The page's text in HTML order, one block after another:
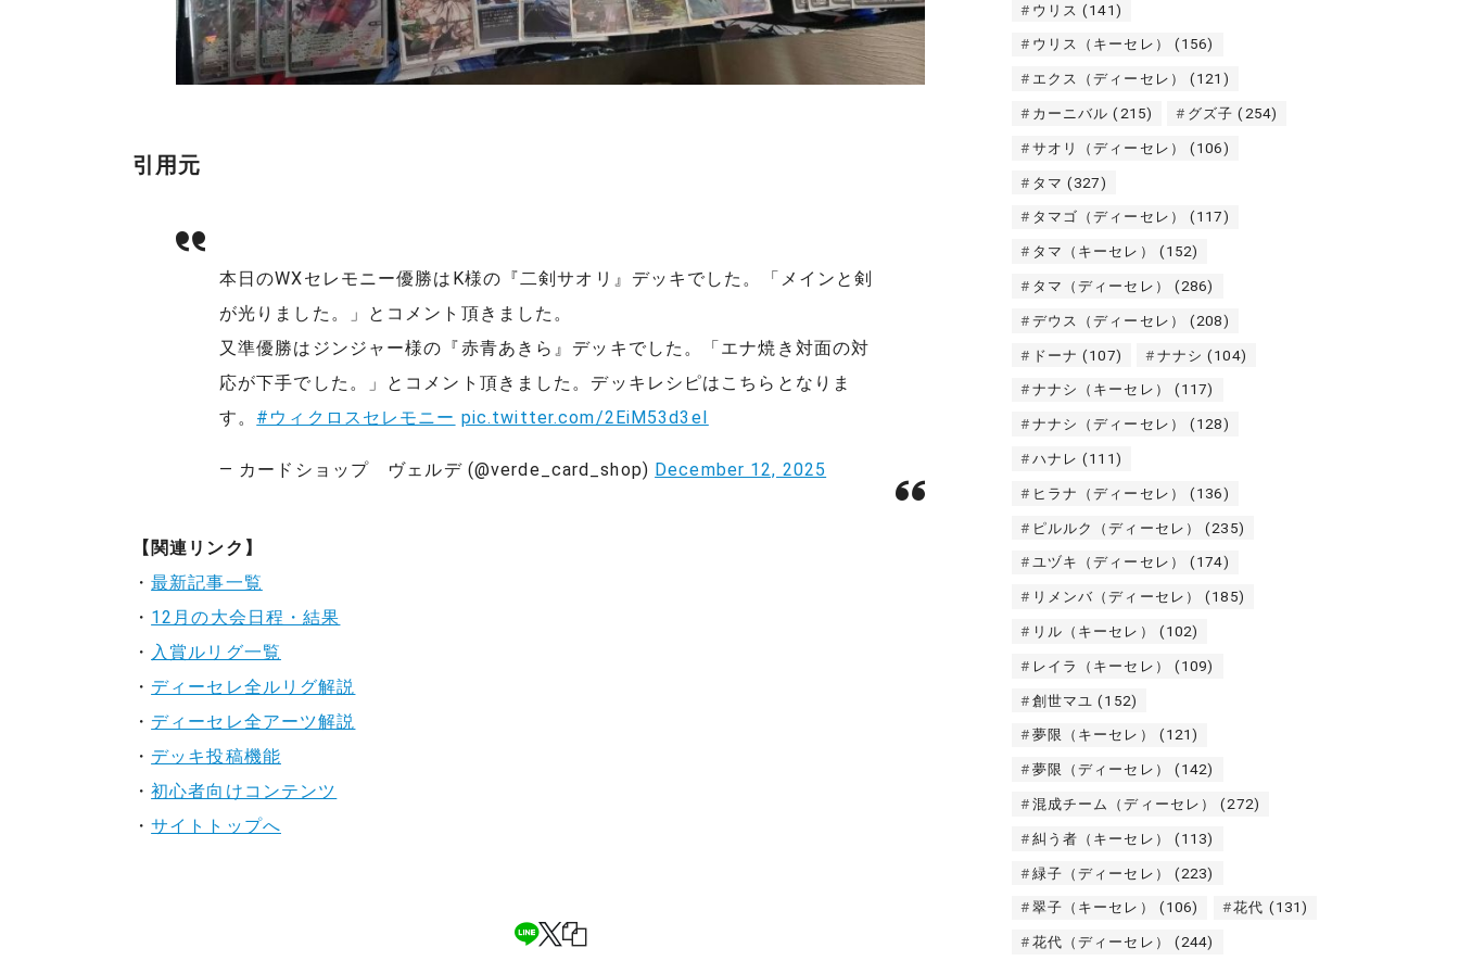
引用元
本日のWXセレモニー優勝はK様の『二剣サオリ』デッキでした。「メインと剣
が光りました。」とコメント頂きました。
又準優勝はジンジャー様の『赤青あきら』デッキでした。「エナ焼き対面の対
応が下手でした。」とコメント頂きました。デッキレシピはこちらとなりま
す。 #ウィクロスセレモニー pic.twitter.com/2EiM53d3eI
— カードショップ ヴェルデ (@verde_card_shop) December 12, 2025
【関連リンク】
・最新記事一覧
・ 12月の大会日程・結果
・ 入賞ルリグ一覧
・ ディーセレ全ルリグ解説
・ ディーセレ全アーツ解説
・ デッキ投稿機能
・初心者向けコンテンツ
・サイトトップへ
ウリス (141)
ウリス（キーセレ） (156)
エクス（ディーセレ） (121)
カーニバル (215) グズ子 (254)
サオリ（ディーセレ） (106)
タマ (327)
タマゴ（ディーセレ） (117)
タマ（キーセレ） (152)
タマ（ディーセレ） (286)
デウス（ディーセレ） (208)
ドーナ (107) ナナシ (104)
ナナシ（キーセレ） (117)
ナナシ（ディーセレ） (128)
ハナレ (111)
ヒラナ（ディーセレ） (136)
ピルルク（ディーセレ） (235)
ユヅキ（ディーセレ） (174)
リメンバ（ディーセレ） (185)
リル（キーセレ） (102)
レイラ（キーセレ） (109)
創世マユ (152)
夢限（キーセレ） (121)
夢限（ディーセレ） (142)
混成チーム（ディーセレ） (272)
糾う者（キーセレ） (113)
緑子（ディーセレ） (223)
翠子（キーセレ） (106) 花代 (131)
花代（ディーセレ） (244)